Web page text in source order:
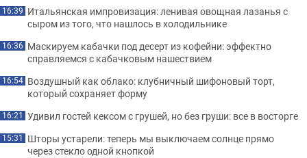
16:39 Итальянская импровизация: ленивая овощная лазанья с
сыром из того, что нашлось в холодильнике
16:36 Маскируем кабачки под десерт из кофейни: эффектно
справляемся с кабачковым нашествием
16:54 Воздушный как облако: клубничный шифоновый торт,
который сохраняет форму
16:21 Удивил гостей кексом с грушей, но без груши: все в восторге
15:31 Шторы устарели: теперь мы выключаем солнце прямо
через стекло одной кнопкой